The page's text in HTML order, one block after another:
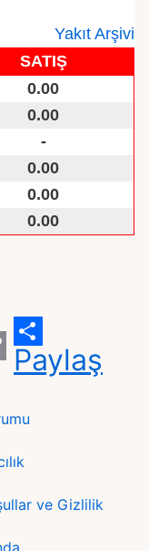
Yakıt Arşivi
SATIŞ
0.00
0.00
-
0.00
0.00
0.00
Paylaş
ve Gizlilik